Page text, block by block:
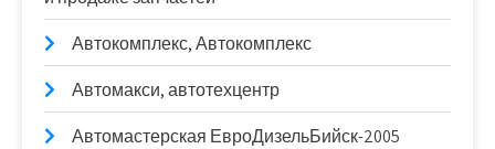
Автокомплекс, Автокомплекс
Автомакси, автотехцентр
Автомастерская ЕвроДизельБийск-2005